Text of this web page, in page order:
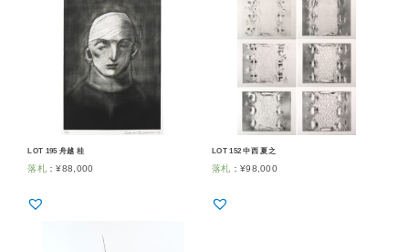
LOT 195 舟越 桂
落札 ：¥88,000
LOT 152 中西 夏之
落札 ： ¥98,000